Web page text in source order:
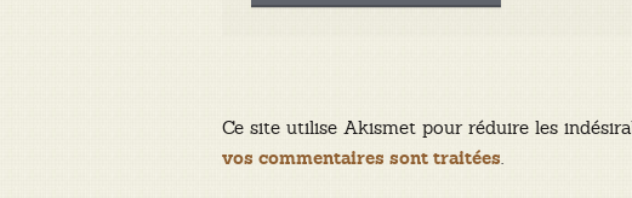
Ce site utilise Akismet pour réduire les
vos commentaires sont traitées.